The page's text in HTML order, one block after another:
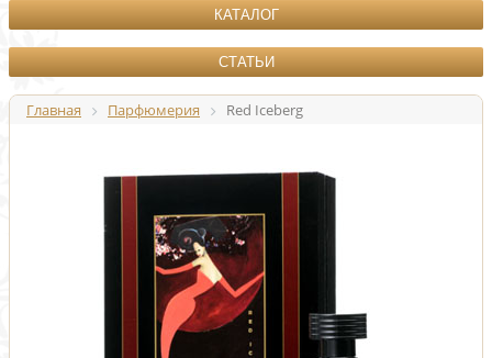
КАТАЛОГ
СТАТЬИ
Главная Парфюмерия Red Iceberg